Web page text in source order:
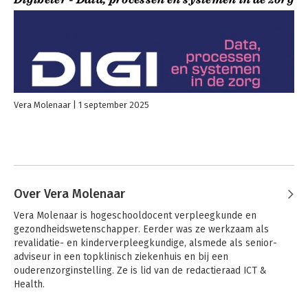
Vera Molenaar 1 september 2025
Over Vera Molenaar
Vera Molenaar is hogeschooldocent verpleegkunde en
gezondheidswetenschapper. Eerder was ze werkzaam als
revalidatie- en kinderverpleegkundige, alsmede als senior-
adviseur in een topklinisch ziekenhuis en bij een
ouderenzorginstelling. Ze is lid van de redactieraad ICT &
Health.